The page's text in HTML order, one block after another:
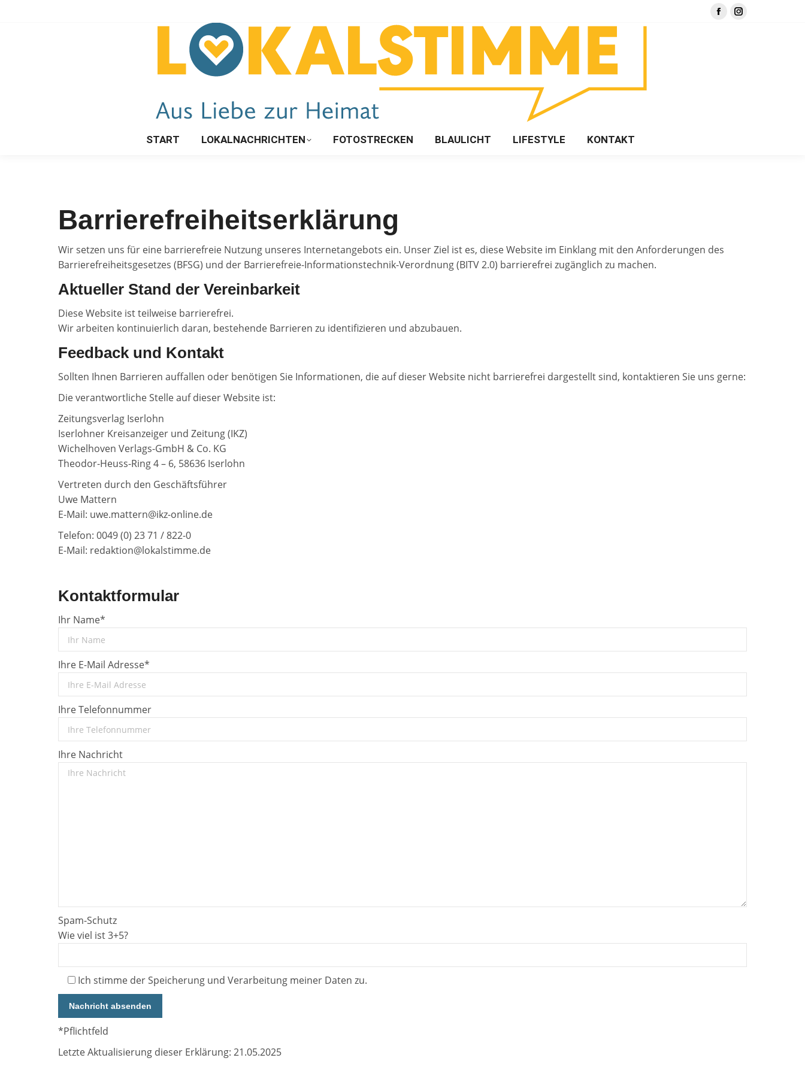
FacebookInstagram
START LOKALNACHRICHTEN FOTOSTRECKEN BLAULICHT LIFESTYLE KONTAKT
Barrierefreiheitserklärung
Wir setzen uns für eine barrierefreie Nutzung unseres Internetangebots ein. Unser Ziel ist es, diese Website im Einklang mit den Anforderungen des
Barrierefreiheitsgesetzes (BFSG) und der Barrierefreie-Informationstechnik-Verordnung (BITV 2.0) barrierefrei zugänglich zu machen.
Aktueller Stand der Vereinbarkeit
Diese Website ist teilweise barrierefrei.
Wir arbeiten kontinuierlich daran, bestehende Barrieren zu identifizieren und abzubauen.
Feedback und Kontakt
Sollten Ihnen Barrieren auffallen oder benötigen Sie Informationen, die auf dieser Website nicht barrierefrei dargestellt sind, kontaktieren Sie uns gerne:
Die verantwortliche Stelle auf dieser Website ist:
Zeitungsverlag Iserlohn
Iserlohner Kreisanzeiger und Zeitung (IKZ)
Wichelhoven Verlags-GmbH & Co. KG
Theodor-Heuss-Ring 4 – 6, 58636 Iserlohn
Vertreten durch den Geschäftsführer
Uwe Mattern
E-Mail: uwe.mattern@ikz-online.de
Telefon: 0049 (0) 23 71 / 822-0
E-Mail: redaktion@lokalstimme.de
Kontaktformular
Ihr Name*
Ihre E-Mail Adresse*
Ihre Telefonnummer
Ihre Nachricht
Spam-Schutz
Wie viel ist 3+5?
Ich stimme der Speicherung und Verarbeitung meiner Daten zu.
*Pflichtfeld
Letzte Aktualisierung dieser Erklärung: 21.05.2025